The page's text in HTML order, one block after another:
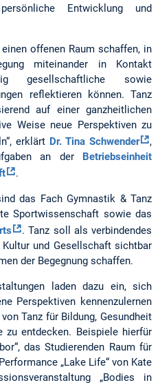
Entwicklung und
offenen Raum schaffen, in
miteinander in Kontakt
gesellschaftliche sowie
reflektieren können. Tanz
auf einer ganzheitlichen
Weise neue Perspektiven zu
erklärt Dr. Tina Schwender
,
an der Betriebseinheit
.
das Fach Gymnastik & Tanz
Sportwissenschaft sowie das
. Tanz soll als verbindendes
und Gesellschaft sichtbar
der Begegnung schaffen.
laden dazu ein, sich
Perspektiven kennenzulernen
Tanz für Bildung, Gesundheit
zu entdecken. Beispiele hierfür
das Studierenden Raum für
„Lake Life“ von Kate
„Bodies in